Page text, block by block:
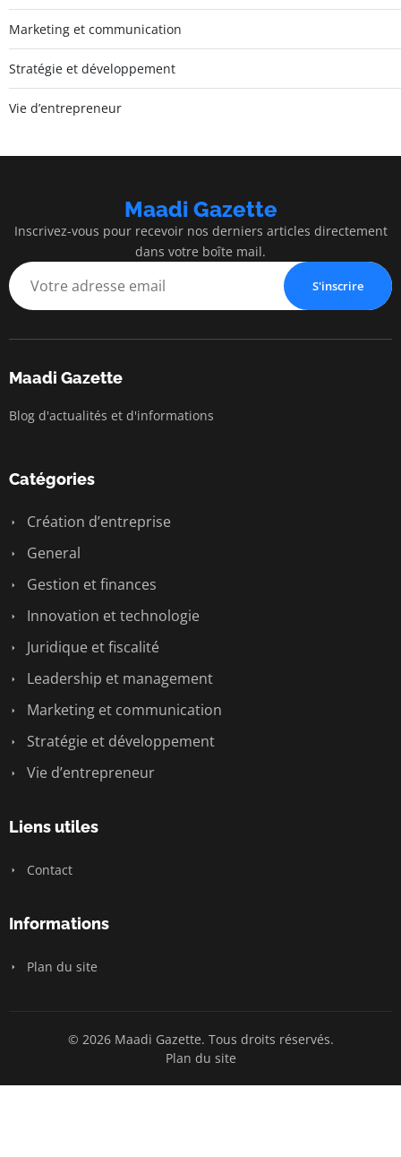
Marketing et communication
Stratégie et développement
Vie d’entrepreneur
Maadi Gazette
Inscrivez-vous pour recevoir nos derniers articles directement
dans votre boîte mail.
S'inscrire
Maadi Gazette
Blog d'actualités et d'informations
Catégories
Création d’entreprise
General
Gestion et finances
Innovation et technologie
Juridique et fiscalité
Leadership et management
Marketing et communication
Stratégie et développement
Vie d’entrepreneur
Liens utiles
Contact
Informations
Plan du site
© 2026 Maadi Gazette. Tous droits réservés.
Plan du site